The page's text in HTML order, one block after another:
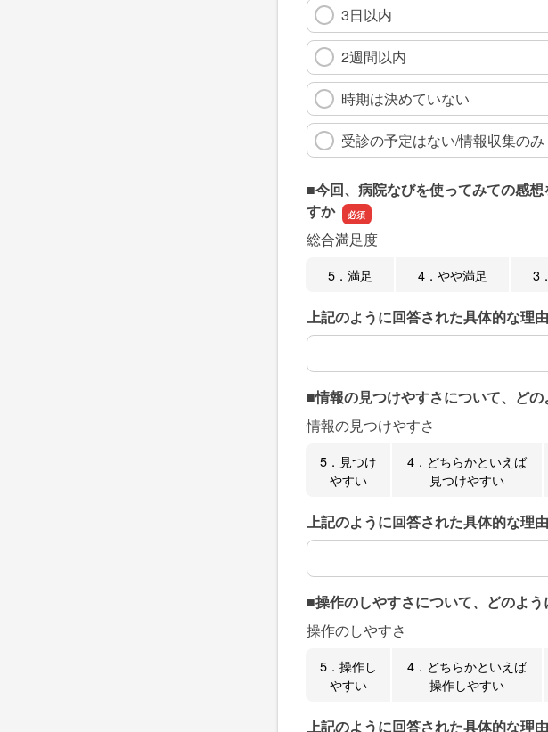
3日以内
2週間以内
時期は決めていない
受診の予定はない/情報収集のみ
■今回、病院なびを使ってみての感
すか
総合満足度
5．満足 4．やや満足 3
上記のように回答された具体的な理
上記のように回答された具体的な理
■情報の見つけやすさについて、ど
情報の見つけやすさ
5．見つけ
やすい
4．どちらかといえば
見つけやすい
上記のように回答された具体的な理
上記のように回答された具体的な理
■操作のしやすさについて、どのよ
操作のしやすさ
5．操作し
やすい
4．どちらかといえば
操作しやすい
上記のように回答された具体的な理